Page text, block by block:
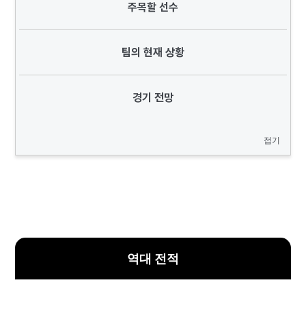
주목할 선수
팀의 현재 상황
경기 전망
접기
역대 전적